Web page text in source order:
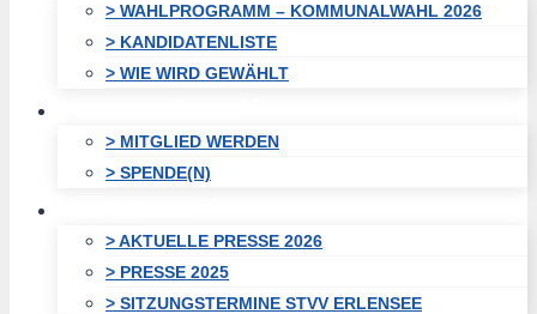
> WAHLPROGRAMM – KOMMUNALWAHL 2026
> KANDIDATENLISTE
> WIE WIRD GEWÄHLT
> MITGLIED WERDEN
> SPENDE(N)
> AKTUELLE PRESSE 2026
> PRESSE 2025
> SITZUNGSTERMINE STVV ERLENSEE